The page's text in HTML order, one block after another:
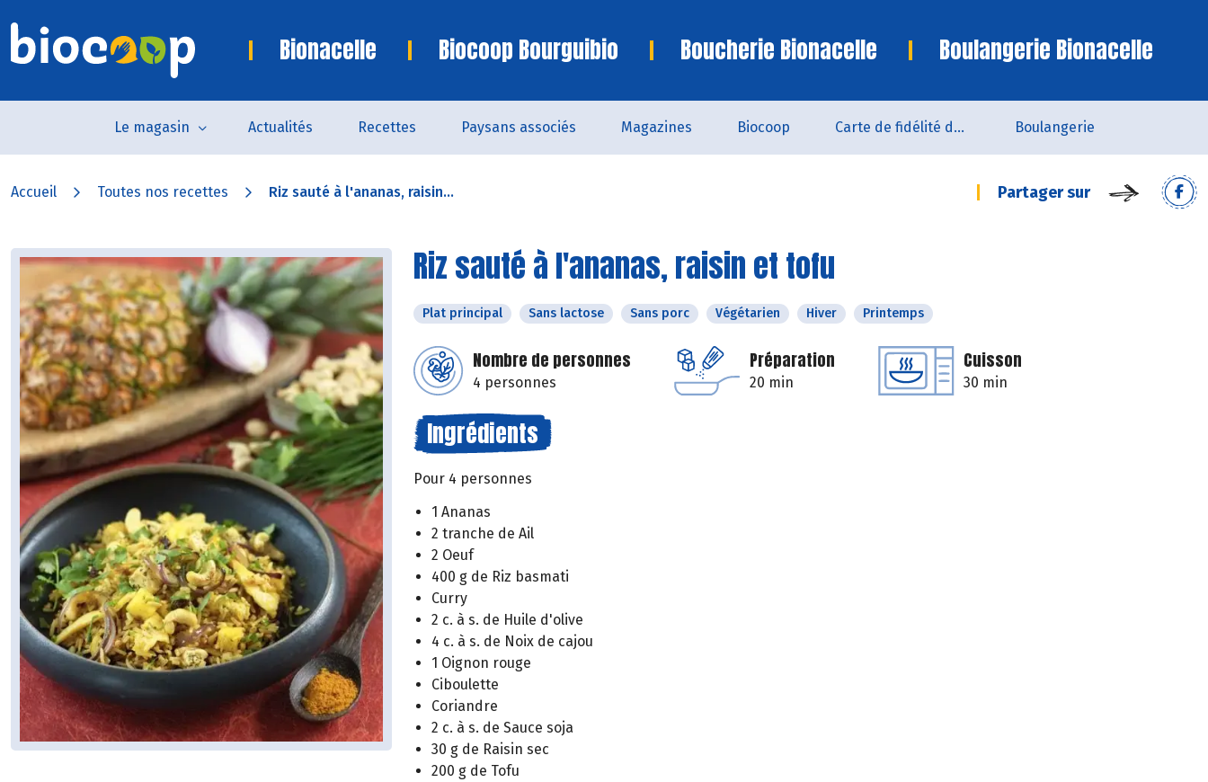
Bionacelle Biocoop Bourguibio Boucherie Bionacelle Boulangerie Bionacelle
Le magasin Actualités Recettes Paysans associés Magazines Biocoop Carte de fidélité du magasin Boulangerie
Accueil Toutes nos recettes Riz sauté à l'ananas, raisin... Partager sur
Riz sauté à l'ananas, raisin et tofu
Plat principal Sans lactose Sans porc Végétarien Hiver Printemps
Nombre de personnes
4 personnes
Préparation
20 min
Cuisson
30 min
Ingrédients
Pour 4 personnes
1 Ananas
2 tranche de Ail
2 Oeuf
400 g de Riz basmati
Curry
2 c. à s. de Huile d'olive
4 c. à s. de Noix de cajou
1 Oignon rouge
Ciboulette
Coriandre
2 c. à s. de Sauce soja
30 g de Raisin sec
200 g de Tofu